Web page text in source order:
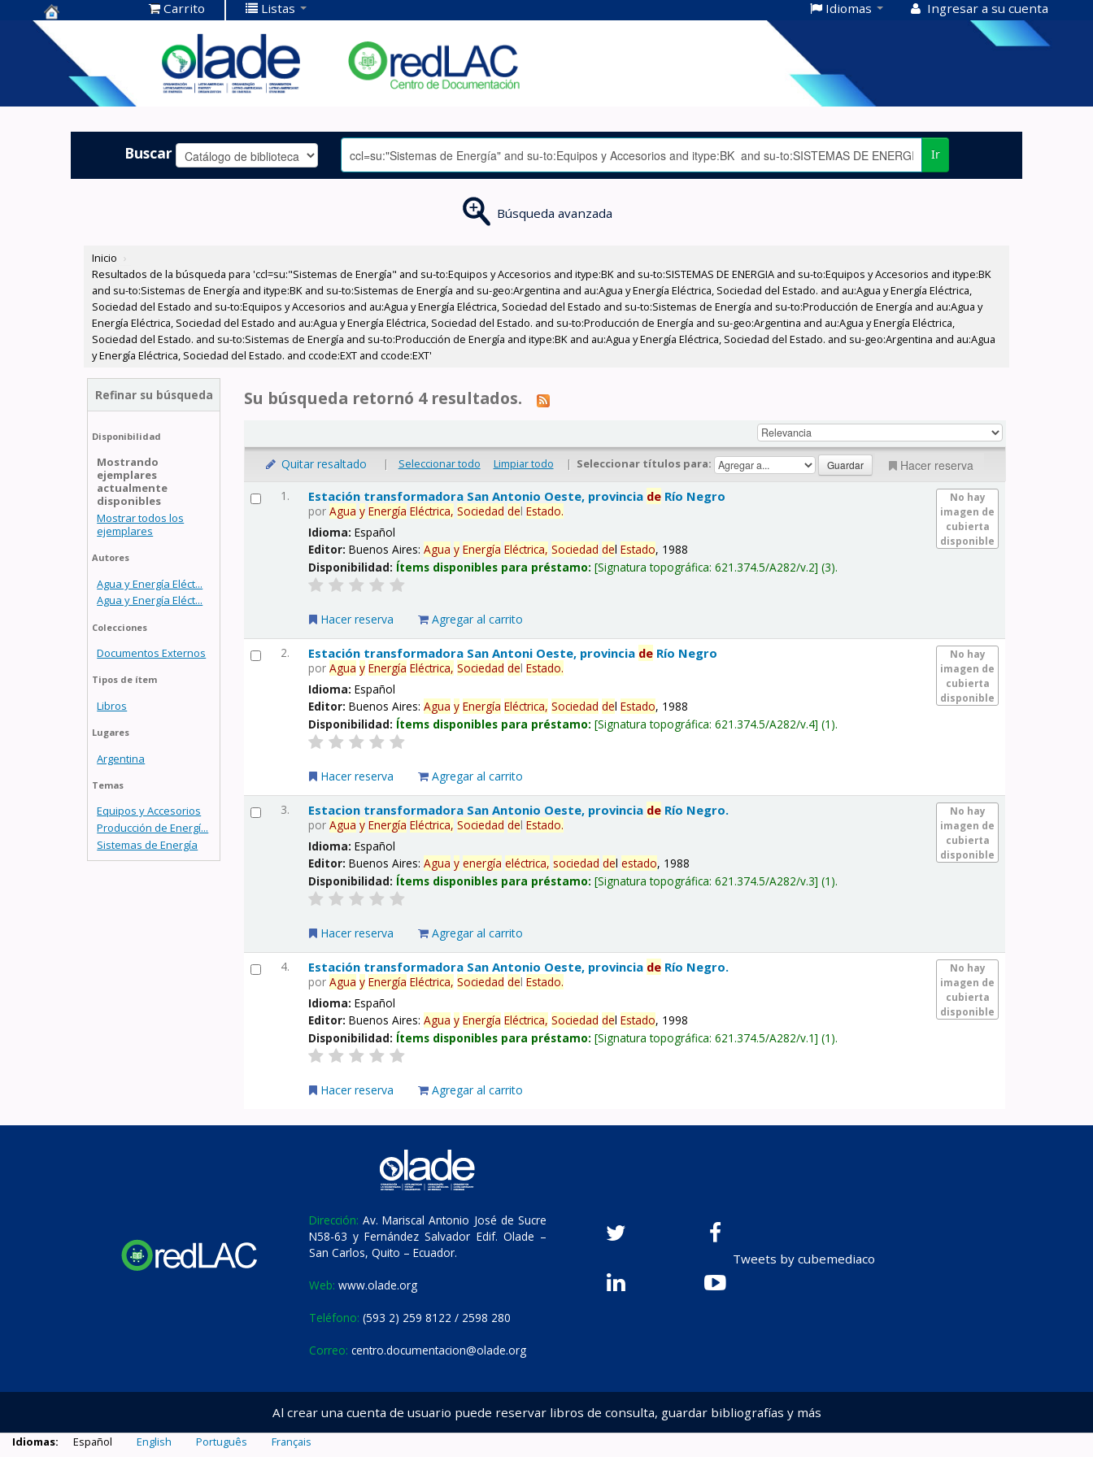
Centro de
Documentación
OLADE -
Carrito Listas Idiomas Ingresar a su cuenta
Buscar Ir
Búsqueda avanzada
Inicio ›
Resultados de la búsqueda para 'ccl=su:"Sistemas de Energía" and su-to:Equipos y Accesorios and itype:BK and su-to:SISTEMAS DE ENERGIA and su-to:Equipos y Accesorios and itype:BK
and su-to:Sistemas de Energía and itype:BK and su-to:Sistemas de Energía and su-geo:Argentina and au:Agua y Energía Eléctrica, Sociedad del Estado. and au:Agua y Energía Eléctrica,
Sociedad del Estado and su-to:Equipos y Accesorios and au:Agua y Energía Eléctrica, Sociedad del Estado and su-to:Sistemas de Energía and su-to:Producción de Energía and au:Agua y
Energía Eléctrica, Sociedad del Estado and au:Agua y Energía Eléctrica, Sociedad del Estado. and su-to:Producción de Energía and su-geo:Argentina and au:Agua y Energía Eléctrica,
Sociedad del Estado. and su-to:Sistemas de Energía and su-to:Producción de Energía and itype:BK and au:Agua y Energía Eléctrica, Sociedad del Estado. and su-geo:Argentina and au:Agua
y Energía Eléctrica, Sociedad del Estado. and ccode:EXT and ccode:EXT'
Refinar su búsqueda
Disponibilidad
Mostrando
ejemplares
actualmente
disponibles
Mostrar todos los
ejemplares
Autores
Agua y Energía Eléct...
Agua y Energía Eléct...
Colecciones
Documentos Externos
Tipos de ítem
Libros
Lugares
Argentina
Temas
Equipos y Accesorios
Producción de Energí...
Sistemas de Energía
Su búsqueda retornó 4 resultados.
Quitar resaltado | Seleccionar todo Limpiar todo | Seleccionar títulos para: Hacer reserva
1.
No hay
imagen de
cubierta
disponible
Estación transformadora San Antonio Oeste, provincia de Río Negro
porAgua y Energía Eléctrica, Sociedad delEstado.
Idioma:Español
Editor:Buenos Aires:Agua y Energía Eléctrica, Sociedad delEstado, 1988
Disponibilidad: Ítems disponibles para préstamo: Signatura topográfica:621.374.5/A282/v.2 (3).
Hacer reserva Agregar al carrito
2.
No hay
imagen de
cubierta
disponible
Estación transformadora San Antoni Oeste, provincia de Río Negro
porAgua y Energía Eléctrica, Sociedad delEstado.
Idioma:Español
Editor:Buenos Aires:Agua y Energía Eléctrica, Sociedad delEstado, 1988
Disponibilidad: Ítems disponibles para préstamo: Signatura topográfica:621.374.5/A282/v.4 (1).
Hacer reserva Agregar al carrito
3.
No hay
imagen de
cubierta
disponible
Estacion transformadora San Antonio Oeste, provincia de Río Negro.
porAgua y Energía Eléctrica, Sociedad delEstado.
Idioma:Español
Editor:Buenos Aires:Agua y energía eléctrica, sociedad delestado, 1988
Disponibilidad: Ítems disponibles para préstamo: Signatura topográfica:621.374.5/A282/v.3 (1).
Hacer reserva Agregar al carrito
4.
No hay
imagen de
cubierta
disponible
Estación transformadora San Antonio Oeste, provincia de Río Negro.
porAgua y Energía Eléctrica, Sociedad delEstado.
Idioma:Español
Editor:Buenos Aires:Agua y Energía Eléctrica, Sociedad delEstado, 1998
Disponibilidad: Ítems disponibles para préstamo: Signatura topográfica:621.374.5/A282/v.1 (1).
Hacer reserva Agregar al carrito
Dirección: Av. Mariscal Antonio José de Sucre
N58-63 y Fernández Salvador Edif. Olade –
San Carlos, Quito – Ecuador.
Web: www.olade.org
Teléfono: (593 2) 259 8122 / 2598 280
Correo: centro.documentacion@olade.org
Tweets by cubemediaco
Al crear una cuenta de usuario puede reservar libros de consulta, guardar bibliografías y más
Idiomas: Español English Português Français